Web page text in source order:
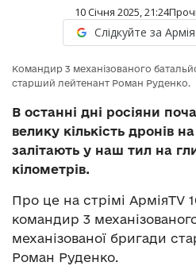
10 Січня 2025, 21:24
Слідкуйте за
Командир 3 механізованого
старший лейтенант Роман Руденко.
В останні дні росіяни
велику кількість дронів
залітають у наш тил на
кілометрів.
Про це на стрімі АрміяTV
командир 3
механізованої бригади
Роман Руденко.